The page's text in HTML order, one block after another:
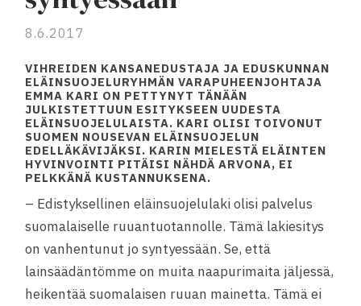
8.6.2017
VIHREIDEN KANSANEDUSTAJA JA EDUSKUNNAN
ELÄINSUOJELURYHMÄN VARAPUHEENJOHTAJA
EMMA KARI ON PETTYNYT TÄNÄÄN
JULKISTETTUUN ESITYKSEEN UUDESTA
ELÄINSUOJELULAISTA. KARI OLISI TOIVONUT
SUOMEN NOUSEVAN ELÄINSUOJELUN
EDELLÄKÄVIJÄKSI. KARIN MIELESTÄ ELÄINTEN
HYVINVOINTI PITÄISI NÄHDÄ ARVONA, EI
PELKKÄNÄ KUSTANNUKSENA.
– Edistyksellinen eläinsuojelulaki olisi palvelus
suomalaiselle ruuantuotannolle. Tämä lakiesitys
on vanhentunut jo syntyessään. Se, että
lainsäädäntömme on muita naapurimaita jäljessä,
heikentää suomalaisen ruuan mainetta. Tämä ei